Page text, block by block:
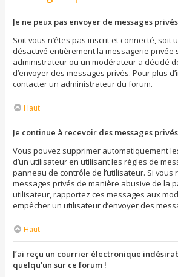
Je ne peux pas envoyer de messages
Soit vous n’êtes pas inscrit et connecté, soit
désactivé entièrement la messagerie privée
administrateur ou un modérateur a décidé
d’envoyer des messages privés. Pour plus
contacter un administrateur du forum.
Haut
Je continue à recevoir des messages
Vous pouvez supprimer automatiquement
d’un utilisateur en utilisant les règles de
panneau de contrôle de l’utilisateur. Si vous
messages privés de manière abusive de la
utilisateur, rapportez ces messages aux
empêcher un utilisateur d’envoyer des
Haut
J’ai reçu un courrier électronique
quelqu’un sur ce forum !